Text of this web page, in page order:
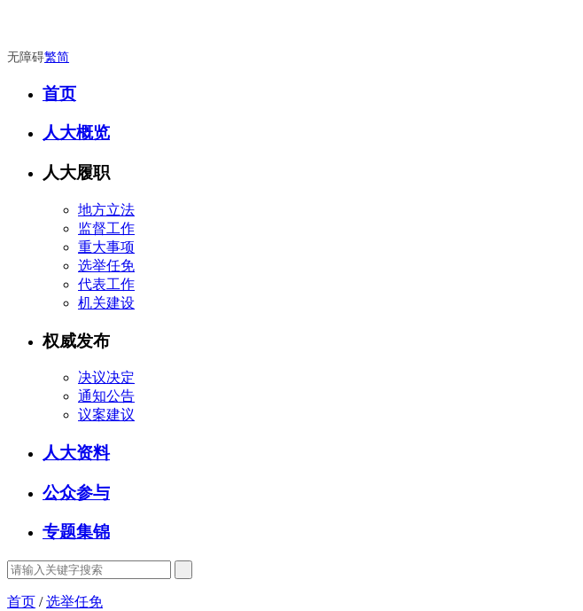
无障碍繁简
首页
人大概览
人大履职
地方立法
监督工作
重大事项
选举任免
代表工作
机关建设
权威发布
决议决定
通知公告
议案建议
人大资料
公众参与
专题集锦
首页 /选举任免